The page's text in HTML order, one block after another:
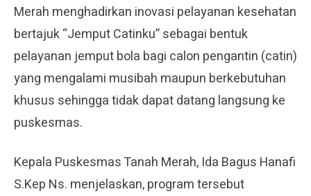
Merah menghadirkan inovasi pelayanan kesehatan
bertajuk “Jemput Catinku” sebagai bentuk
pelayanan jemput bola bagi calon pengantin (catin)
yang mengalami musibah maupun berkebutuhan
khusus sehingga tidak dapat datang langsung ke
puskesmas.
Kepala Puskesmas Tanah Merah, Ida Bagus Hanafi
S.Kep Ns. menjelaskan, program tersebut